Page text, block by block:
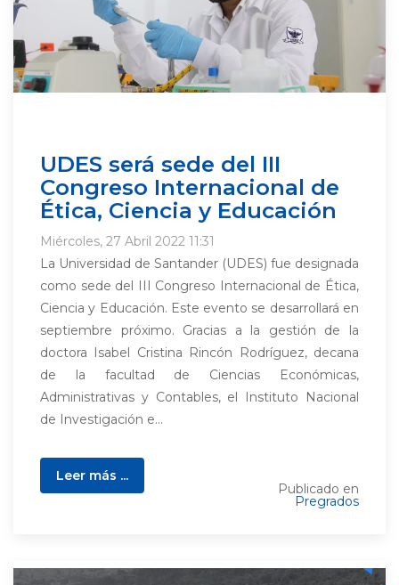
UDES será sede del III
Congreso Internacional de
Ética, Ciencia y Educación
Miércoles, 27 Abril 2022 11:31
La Universidad de Santander (UDES) fue designada
como sede del III Congreso Internacional de Ética,
Ciencia y Educación. Este evento se desarrollará en
septiembre próximo. Gracias a la gestión de la
doctora Isabel Cristina Rincón Rodríguez, decana
de la facultad de Ciencias Económicas,
Administrativas y Contables, el Instituto Nacional
de Investigación e...
Leer más ...
Publicado en
Pregrados